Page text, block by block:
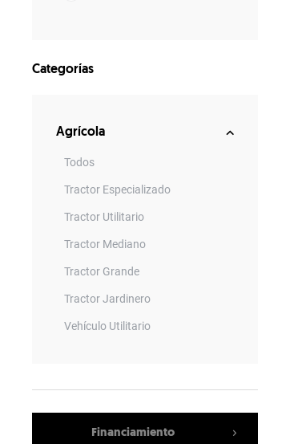
Categorías
Agrícola
Todos
Tractor Especializado
Tractor Utilitario
Tractor Mediano
Tractor Grande
Tractor Jardinero
Vehículo Utilitario
Empacadora
Financiamiento